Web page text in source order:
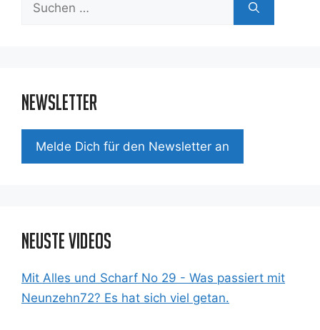
Newsletter
Mel­de Dich für den News­let­ter an
Neuste Videos
Mit Alles und Scharf No 29 - Was passiert mit
Neunzehn72? Es hat sich viel getan.